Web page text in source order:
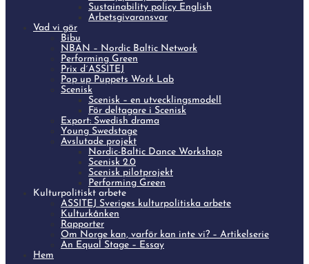
Sustainability policy English
Arbetsgivaransvar
Vad vi gör
Bibu
NBAN – Nordic Baltic Network
Performing Green
Prix d´ASSITEJ
Pop up Puppets Work Lab
Scenisk
Scenisk – en utvecklingsmodell
För deltagare i Scenisk
Export: Swedish drama
Young Swedstage
Avslutade projekt
Nordic-Baltic Dance Workshop
Scenisk 2.0
Scenisk pilotprojekt
Performing Green
Kulturpolitiskt arbete
ASSITEJ Sveriges kulturpolitiska arbete
Kulturkånken
Rapporter
Om Norge kan, varför kan inte vi? – Artikelserie
An Equal Stage – Essay
Hem